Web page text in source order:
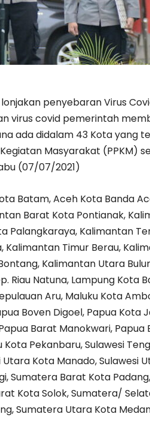
penyebaran Virus
virus covid pemerintah
ada didalam 43 Kota yang
Masyarakat (PPKM)
(07/07/2021)
Batam, Aceh Kota Banda
Barat Kota Pontianak,
Palangkaraya, Kalimantan
Kalimantan Timur Berau,
Kalimantan Utara
Riau Natuna, Lampung Kota
Aru, Maluku Kota
Boven Digoel, Papua Kota
Barat Manokwari, Papua
Pekanbaru, Sulawesi
Kota Manado, Sulawesi
Sumatera Barat Kota
Kota Solok, Sumatera/
Sumatera Utara Kota